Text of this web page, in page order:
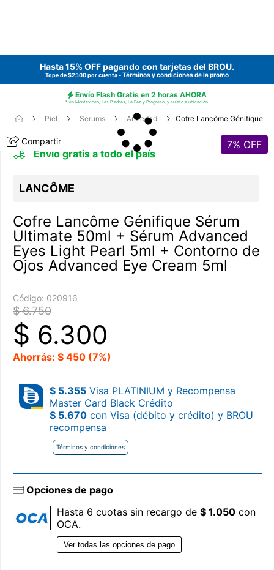
Hasta 15% OFF pagando con tarjetas del BROU.
Tope de $2500 por cuenta -Términos y condiciones de la promo
Envío Flash Gratis en 2 horas AHORA
* en Montevideo, Las Piedras, La Paz y Progreso, y sujeto a ubicación.
Piel Serums Antiedad Cofre Lancôme Génifique
Compartir 7% OFF
Envío gratis a todo el país
LANCÔME
Cofre Lancôme Génifique Sérum
Ultimate 50ml + Sérum Advanced
Eyes Light Pearl 5ml + Contorno de
Ojos Advanced Eye Cream 5ml
Código: 020916
$ 6.750
$ 6.300
Ahorrás: $ 450 (7%)
$ 5.355 Visa PLATINIUM y Recompensa
Master Card Black Crédito
$ 5.670 con Visa (débito y crédito) y BROU
recompensa
Términos y condiciones
Opciones de pago
Hasta 6 cuotas sin recargo de $ 1.050 con
OCA.
Ver todas las opciones de pago